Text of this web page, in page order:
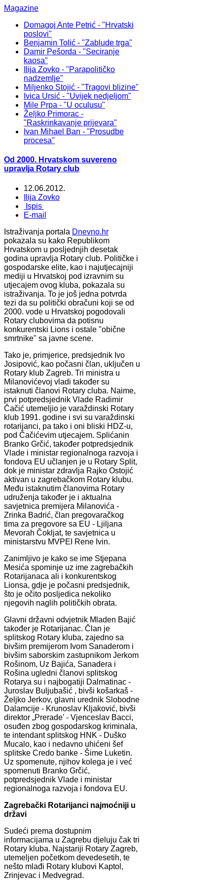
Magazine
Domagoj Ante Petrić - "Hrvatski
poslovi"
Benjamin Tolić - "Zablude trga"
Damir Pešorda - "Seciranje
kaosa"
Ilija Zovko - "Parapolitičko
nadzemlje"
Miljenko Stojić - "Tragovi blizine"
Ivica Ursić - "Uvijek nedjeljom"
Mile Prpa - "U oculusu"
Željko Primorac -
"Raskrinkavanje prijevara"
Ivan Mihael Ban - "Prosudbe
procesa"
Od 2000. Hrvatskom suvereno
upravlja Rotary club
12.06.2012.
Ilija Zovko
Ispis
E-mail
Istraživanja portala Dnevno.hr
pokazala su kako Republikom
Hrvatskom u posljednjih desetak
godina upravlja Rotary club. Političke i
gospodarske elite, kao i najutjecajniji
mediji u Hrvatskoj pod izravnim su
utjecajem ovog kluba, pokazala su
istraživanja. To je još jedna potvrda
tezi da su politički obračuni koji se od
2000. vode u Hrvatskoj pogodovali
Rotary clubovima da potisnu
konkurentski Lions i ostale "obične
smrtnike" sa javne scene.
Tako je, primjerice, predsjednik Ivo
Josipović, kao počasni član, uključen u
Rotary klub Zagreb. Tri ministra u
Milanovićevoj vladi također su
istaknuti članovi Rotary cluba. Naime,
prvi potpredsjednik Vlade Radimir
Čačić utemeljio je varaždinski Rotary
klub 1991. godine i svi su varaždinski
rotarijanci, pa tako i oni bliski HDZ-u,
pod Čačićevim utjecajem. Splićanin
Branko Grčić, također potpredsjednik
Vlade i ministar regionalnoga razvoja i
fondova EU učlanjen je u Rotary Split,
dok je ministar zdravlja Rajko Ostojić
aktivan u zagrebačkom Rotary klubu.
Među istaknutim članovima Rotary
udruženja također je i aktualna
savjetnica premijera Milanovića -
Zrinka Badrić, član pregovaračkog
tima za pregovore sa EU - Ljiljana
Mevorah Čokljat, te savjetnica u
ministarstvu MVPEI Rene Ivin.
Zanimljivo je kako se ime Stjepana
Mesića spominje uz ime zagrebačkih
Rotarijanaca ali i konkurentskog
Lionsa, gdje je počasni predsjednik,
što je očito posljedica nekoliko
njegovih naglih političkih obrata.
Glavni državni odvjetnik Mladen Bajić
također je Rotarijanac. Član je
splitskog Rotary kluba, zajedno sa
bivšim premijerom Ivom Sanaderom i
bivšim saborskim zastupnikom Jerkom
Rošinom, Uz Bajića, Sanadera i
Rošina ugledni članovi splitskog
Rotarya su i najbogatiji Dalmatinac -
Juroslav Buljubašić , bivši košarkaš -
Željko Jerkov, glavni urednik Slobodne
Dalamcije - Krunoslav Kljaković, bivši
direktor „Prerade' - Vjenceslav Bacci,
osuđen zbog gospodarskog kriminala,
te intendant splitskog HNK - Duško
Mucalo, kao i nedavno uhićeni šef
splitske Credo banke - Šime Luketin.
Uz spomenute, njihov kolega je i već
spomenuti Branko Grčić,
potpredsjednik Vlade i ministar
regionalnoga razvoja i fondova EU.
Zagrebački Rotarijanci najmoćniji u
državi
Sudeći prema dostupnim
informacijama u Zagrebu djeluju čak tri
Rotary kluba. Najstariji Rotary Zagreb,
utemeljen početkom devedesetih, te
nešto mlađi Rotary klubovi Kaptol,
Zrinjevac i Medvegrad.